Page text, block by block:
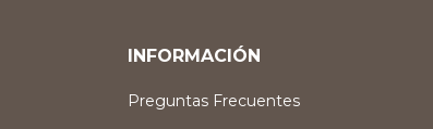
INFORMACIÓN
Preguntas Frecuentes